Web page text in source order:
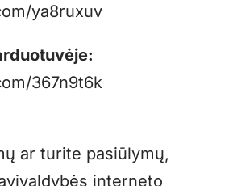
ya8ruxuv
367n9t6k
ar turite pasiūlymų,
interneto